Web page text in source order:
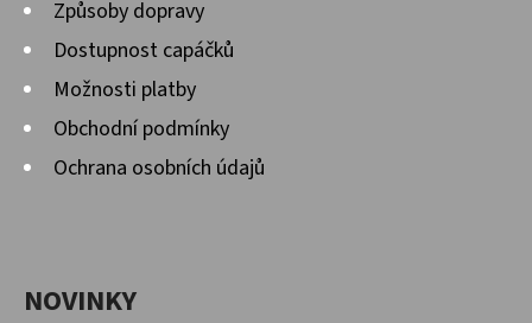
Způsoby dopravy
Dostupnost capáčků
Možnosti platby
Obchodní podmínky
Ochrana osobních údajů
NOVINKY